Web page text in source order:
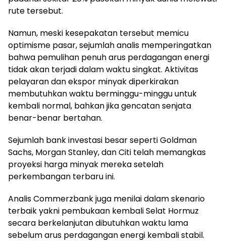
rute tersebut.
Namun, meski kesepakatan tersebut memicu
optimisme pasar, sejumlah analis memperingatkan
bahwa pemulihan penuh arus perdagangan energi
tidak akan terjadi dalam waktu singkat. Aktivitas
pelayaran dan ekspor minyak diperkirakan
membutuhkan waktu berminggu-minggu untuk
kembali normal, bahkan jika gencatan senjata
benar-benar bertahan.
Sejumlah bank investasi besar seperti Goldman
Sachs, Morgan Stanley, dan Citi telah memangkas
proyeksi harga minyak mereka setelah
perkembangan terbaru ini.
Analis Commerzbank juga menilai dalam skenario
terbaik yakni pembukaan kembali Selat Hormuz
secara berkelanjutan dibutuhkan waktu lama
sebelum arus perdagangan energi kembali stabil.